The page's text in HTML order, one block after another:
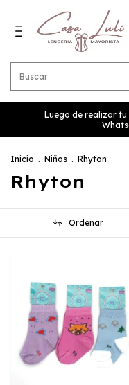
Luego de realizar
Inicio . Niños . Rhyton
Rhyton
Ordenar